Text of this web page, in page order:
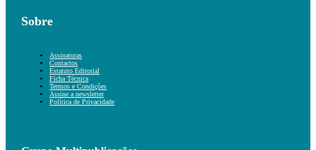
Sobre
Assinaturas
Contactos
Estatuto Editorial
Ficha Técnica
Termos e Condições
Assine a newsletter
Política de Privacidade